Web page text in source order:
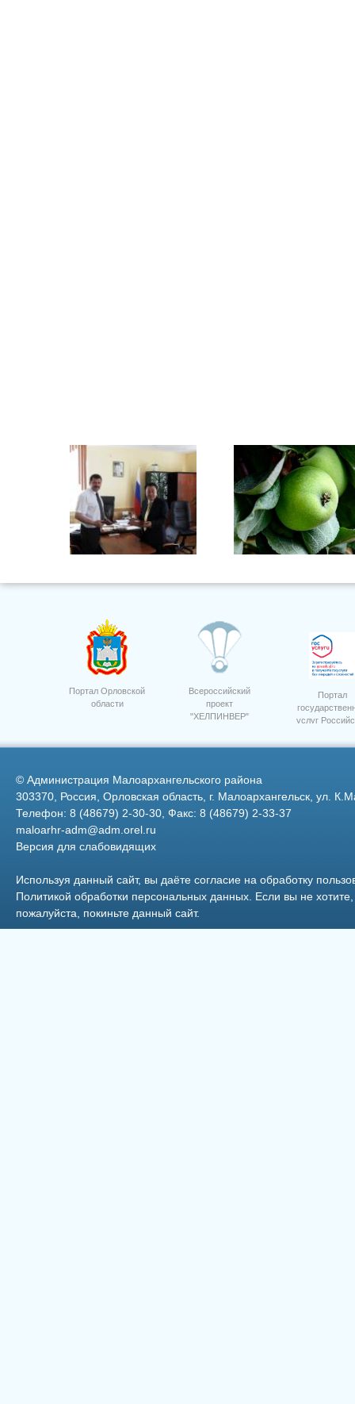
6
Портал Орловской
области
Всероссийский
проект
"ХЕЛПИНВЕР"
Портал
услуг
© Администрация Малоархангельского района
303370, Россия, Орловская область, г. Малоархангельск, ул.
Телефон: 8 (48679) 2-30-30, Факс: 8 (48679) 2-33-37
maloarhr-adm@adm.orel.ru
Версия для слабовидящих
Используя данный сайт, вы даёте согласие на обработку
Политикой обработки персональных данных . Если вы не
пожалуйста, покиньте данный сайт.